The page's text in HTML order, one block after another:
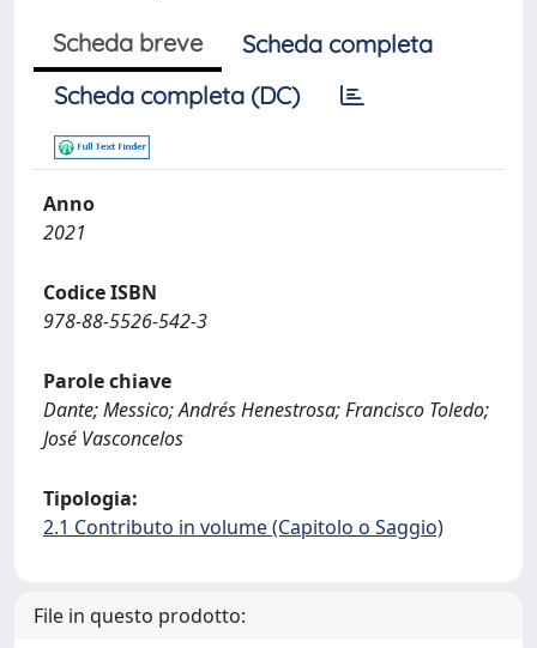
Scheda breve
Scheda completa
Scheda completa (DC)
Anno
2021
Codice ISBN
978-88-5526-542-3
Parole chiave
Dante; Messico; Andrés Henestrosa; Francisco Toledo;
José Vasconcelos
Tipologia:
2.1 Contributo in volume (Capitolo o Saggio)
File in questo prodotto: